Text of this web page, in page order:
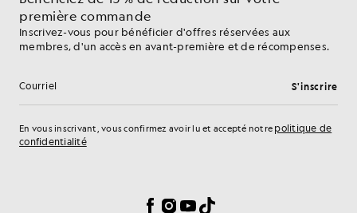
première commande
Inscrivez-vous pour bénéficier d'offres réservées aux
membres, d'un accès en avant-première et de récompenses.
Adresse e-mail S'inscrire
En vous inscrivant, vous confirmez avoir lu et accepté notre politique de
confidentialité
Facebook
Instagram
YouTube
TikTok